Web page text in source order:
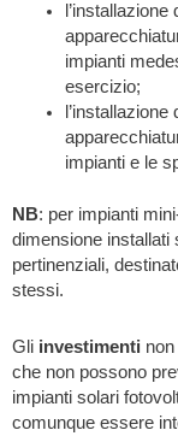
impianti
esercizio;
impianti e le
NB: per impianti
dimensione installati
pertinenziali,
stessi.
Gli investimenti
che non possono
impianti solari
comunque essere